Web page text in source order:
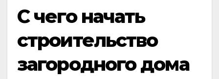
С чего начать
строительство
загородного дома